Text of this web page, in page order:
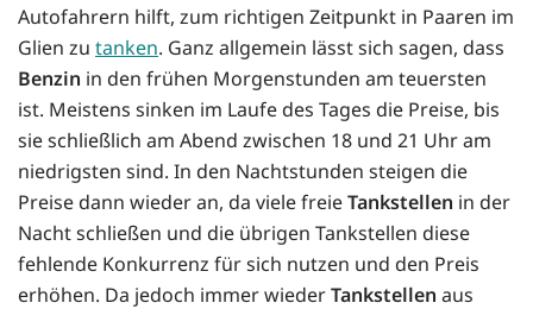
Autofahrern hilft, zum richtigen Zeitpunkt in Paaren im
Glien zu tanken. Ganz allgemein lässt sich sagen, dass
Benzin in den frühen Morgenstunden am teuersten
ist. Meistens sinken im Laufe des Tages die Preise, bis
sie schließlich am Abend zwischen 18 und 21 Uhr am
niedrigsten sind. In den Nachtstunden steigen die
Preise dann wieder an, da viele freieTankstellen in der
Nacht schließen und die übrigen Tankstellen diese
fehlende Konkurrenz für sich nutzen und den Preis
erhöhen. Da jedoch immer wiederTankstellen aus